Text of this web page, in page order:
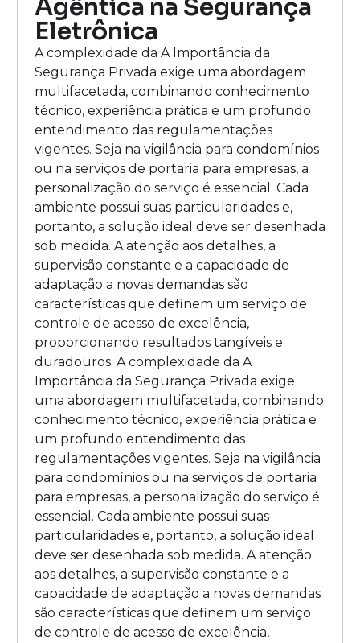
Agêntica na Segurança
Eletrônica
A complexidade da A Importância da
Segurança Privada exige uma abordagem
multifacetada, combinando conhecimento
técnico, experiência prática e um profundo
entendimento das regulamentações
vigentes. Seja na vigilância para condomínios
ou na serviços de portaria para empresas, a
personalização do serviço é essencial. Cada
ambiente possui suas particularidades e,
portanto, a solução ideal deve ser desenhada
sob medida. A atenção aos detalhes, a
supervisão constante e a capacidade de
adaptação a novas demandas são
características que definem um serviço de
controle de acesso de excelência,
proporcionando resultados tangíveis e
duradouros. A complexidade da A
Importância da Segurança Privada exige
uma abordagem multifacetada, combinando
conhecimento técnico, experiência prática e
um profundo entendimento das
regulamentações vigentes. Seja na vigilância
para condomínios ou na serviços de portaria
para empresas, a personalização do serviço é
essencial. Cada ambiente possui suas
particularidades e, portanto, a solução ideal
deve ser desenhada sob medida. A atenção
aos detalhes, a supervisão constante e a
capacidade de adaptação a novas demandas
são características que definem um serviço
de controle de acesso de excelência,